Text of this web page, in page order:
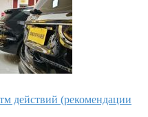
действий (рекомендации